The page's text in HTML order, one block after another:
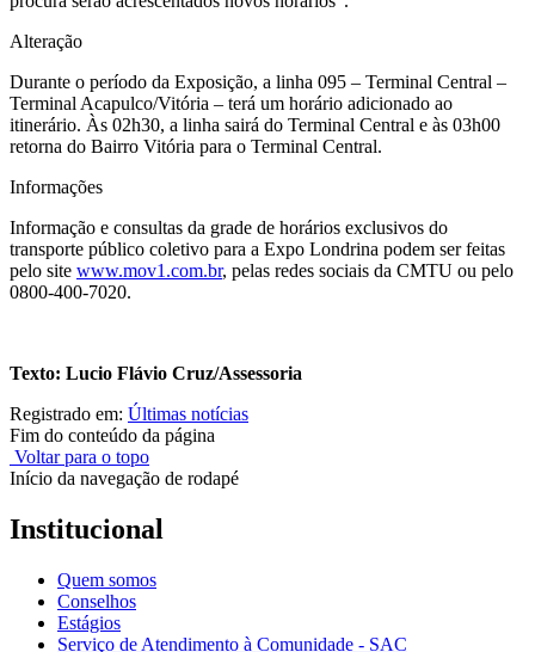
Alteração
Durante o período da Exposição, a linha 095 – Terminal Central –
Terminal Acapulco/Vitória – terá um horário adicionado ao
itinerário. Às 02h30, a linha sairá do Terminal Central e às 03h00
retorna do Bairro Vitória para o Terminal Central.
Informações
Informação e consultas da grade de horários exclusivos do
transporte público coletivo para a Expo Londrina podem ser feitas
pelo site www.mov1.com.br, pelas redes sociais da CMTU ou pelo
0800-400-7020.
Texto: Lucio Flávio Cruz/Assessoria
Registrado em: Últimas notícias
Fim do conteúdo da página
Voltar para o topo
Início da navegação de rodapé
Institucional
Quem somos
Conselhos
Estágios
Serviço de Atendimento à Comunidade - SAC